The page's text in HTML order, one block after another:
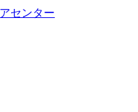
センター